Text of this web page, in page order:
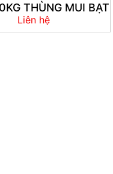
THÙNG MUI BẠT
Liên hệ